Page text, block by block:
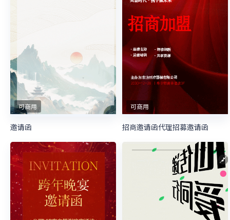
可商用
邀请函
可商用
招商邀请函代理招募邀请函